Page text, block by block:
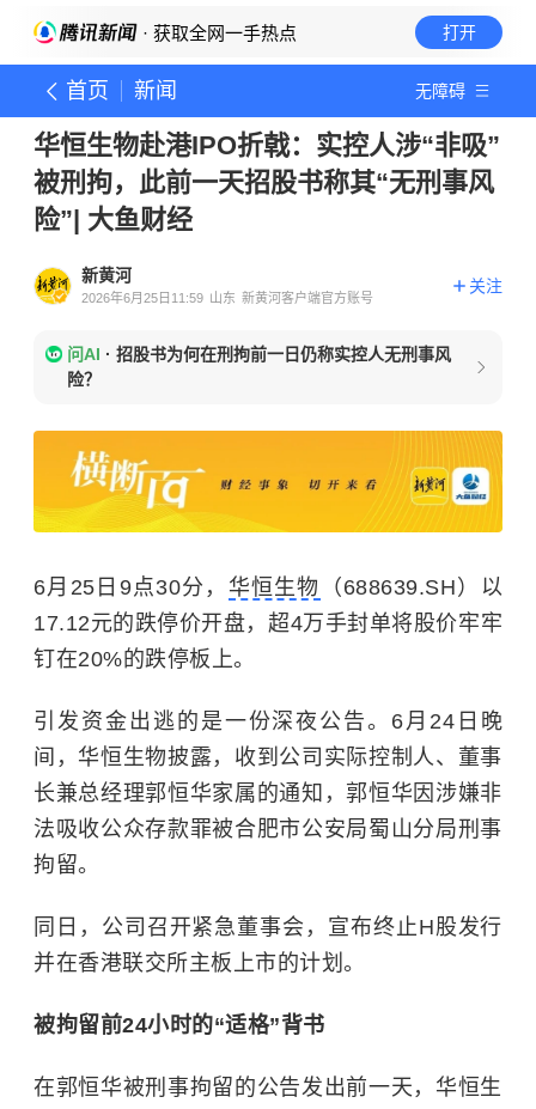
· 获取全网一手热点 打开
首页 新闻 无障碍
华恒生物赴港IPO折戟：实控人涉“非吸”
被刑拘，此前一天招股书称其“无刑事风
险”| 大鱼财经
新黄河
2026年6月25日11:59 山东 新黄河客户端官方账号
关注
问AI · 招股书为何在刑拘前一日仍称实控人无刑事风
险？
6月25日9点30分， 华恒生物
（688639.SH）以
17.12元的跌停价开盘，超4万手封单将股价牢牢
钉在20%的跌停板上。
引发资金出逃的是一份深夜公告。6月24日晚
间，华恒生物披露，收到公司实际控制人、董事
长兼总经理郭恒华家属的通知，郭恒华因涉嫌非
法吸收公众存款罪被合肥市公安局蜀山分局刑事
拘留。
同日，公司召开紧急董事会，宣布终止H股发行
并在香港联交所主板上市的计划。
被拘留前24小时的“适格”背书
在郭恒华被刑事拘留的公告发出前一天，华恒生